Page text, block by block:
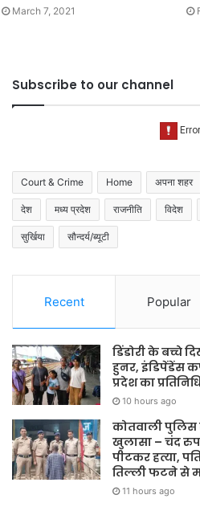
March 7, 2021
Subscribe to our channel
Court & Crime Home अपना शहर
देश मध्य प्रदेश राजनीति विदेश
सुर्खिया सौन्दर्य/ब्यूटी
Recent Popular
डिंडोरी के बच्चे
हुनर, इंडिपेंडेंस
प्रदेश का
10 hours ago
कोतवाली पुलिस
खुलासा – चंद
पीटकर हत्या,
तिल्ली फटने से
11 hours ago